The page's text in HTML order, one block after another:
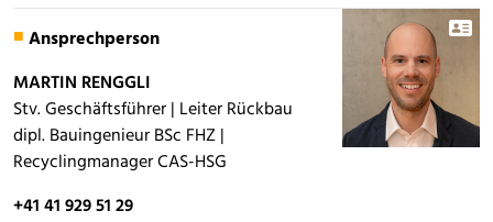
Ansprechperson
MARTIN RENGGLI
Stv. Geschäftsführer | Leiter Rückbau
dipl. Bauingenieur BSc FHZ |
Recyclingmanager CAS-HSG
+41 41 929 51 29